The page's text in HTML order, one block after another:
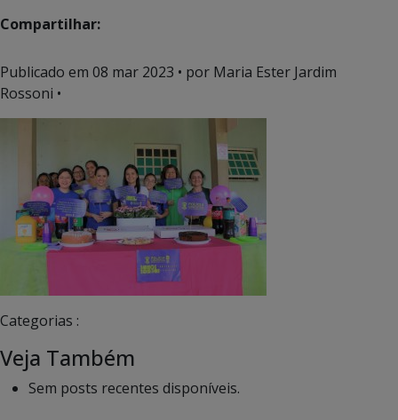
Compartilhar:
Publicado em 08 mar 2023 • por Maria Ester Jardim
Rossoni •
Categorias :
Veja Também
Sem posts recentes disponíveis.